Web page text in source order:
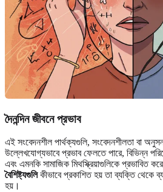
দৈনন্দিন জীবনে প্রভাব
এই সংবেদনশীল পার্থক্যগুলি, সংবেদনশীলতা বা
উল্লেখযোগ্যভাবে প্রভাব ফেলতে পারে, বিভিন্ন
এবং এমনকি সামাজিক মিথস্ক্রিয়াগুলিকে প্রভাবিত
বৈশিষ্ট্যগুলিকীভাবে প্রকাশিত হয় তা ব্যক্তি থেকে
হয়।